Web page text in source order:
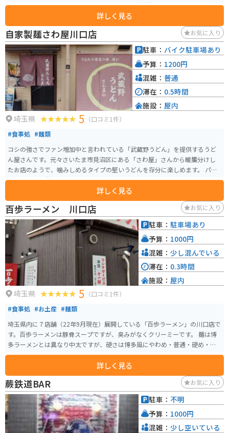
用のスペースとなっています。埼玉県川口市の住宅街にあり、外環道からの
詳しく見る
自家製麺さわ屋川口店 お気に入り
埼玉県 5 （口コミ1件）
#食事処 #麺類
コシの強さでファン増加中と言われている「武蔵野うどん」を提供するうど
ん屋さんです。元々さいたま市見沼区にある「さわ屋」さんから暖簾分けし
たお店のようで、噛みしめるタイプの堅いうどんを存分に楽しめます。 パチ
ンコ屋さんに併設されているという変わった立地ですが、味にはもちろん何
も関係なく、間違いのない本格的なうどん屋さんです。武蔵野うどんのお店
は順番待ちの行列がすごかったり、駐輪スペースに困る場合なども多いので
すが、ここはそこまで大行列になることもなく、パチンコ屋さんの駐輪スペ
ースが使えるので、ちょっとした穴場かもしれません。
詳しく見る
駐車： バイク駐車場あり
予算： 1200円
混雑： 普通
滞在： 0.5時間
施設： 屋内
百歩ラーメン 川口店 お気に入り
埼玉県 5 （口コミ1件）
#食事処 #お土産 #麺類
埼玉県内に７店舗（22年9月現在）展開している「百歩ラーメン」の川口店で
す。百歩ラーメンは豚骨スープですが、臭みがなくクリーミーです。 麺は博
多ラーメンとは異なり中太ですが、硬さは博多風にやわめ・普通・硬め・バ
リかた・はりがねから選ぶことができます。 替え玉を注文できるのも博多風
です。店によって微妙に味が違うのですが、川口店はオリジナル（北浦和
店）の味に近いようです。お昼時は混んでいて、少し並ぶことになります。
詳しく見る
駐車： 駐車場あり
予算： 1000円
混雑： 少し混んでいる
滞在： 0.3時間
施設： 屋内
蕨鉄道BAR お気に入り
駐車： 不明
予算： 1000円
混雑： 少し空いている